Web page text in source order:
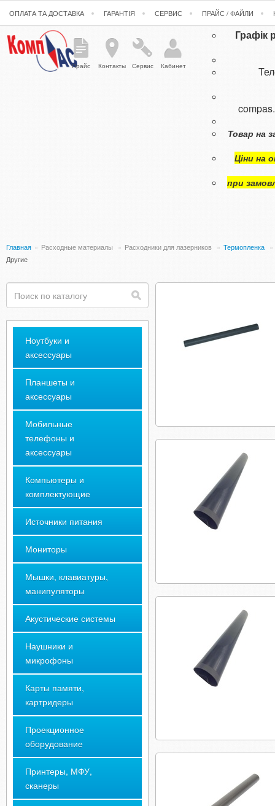
ОПЛАТА ТА ДОСТАВКА ГАРАНТІЯ СЕРВИС ПРАЙС / ФАЙЛИ
Прайс Контакты Сервис Кабинет
Графік
Товар на
Ціни на
при
Главная » Расходные материалы » Расходники для лазерников » Термопленка »
Другие
Ноутбуки и
аксессуары
Планшеты и
аксессуары
Мобильные
телефоны и
аксессуары
Компьютеры и
комплектующие
Источники питания
Мониторы
Мышки, клавиатуры,
манипуляторы
Акустические системы
Наушники и
микрофоны
Карты памяти,
картридеры
Проекционное
оборудование
Принтеры, МФУ,
сканеры